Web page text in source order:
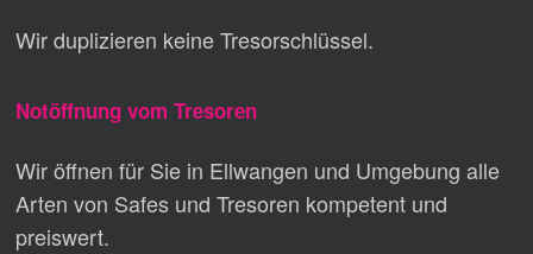
Wir duplizieren keine Tresorschlüssel.
Notöffnung vom Tresoren
Wir öffnen für Sie in Ellwangen und Umgebung alle
Arten von Safes und Tresoren kompetent und
preiswert.